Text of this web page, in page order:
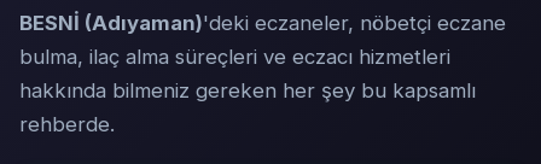
BESNİ (Adıyaman)'deki eczaneler, nöbetçi eczane
bulma, ilaç alma süreçleri ve eczacı hizmetleri
hakkında bilmeniz gereken her şey bu kapsamlı
rehberde.